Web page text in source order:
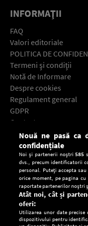
INFORMAŢII
FAQ
Valori editoriale
POLITICA DE
Termeni şi condiţii
Notă de Informare
Despre cookies
Regulament general
GDPR
Contact
Descarcă gratuit
Nouă ne pasă ca
confidențiale
Noi și partenerii noștri585
dvs., precum identificatorii
personal. Puteți accepta
orice moment, pe pagina
raportate partenerilor noștri
Atât noi, cât și
oferi:
Utilizarea unor date
dispozitivului pentru